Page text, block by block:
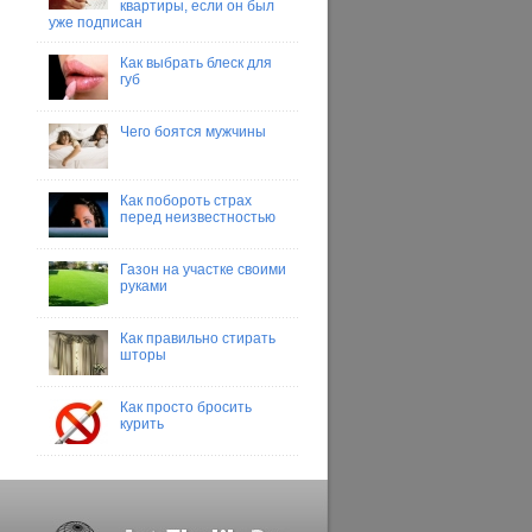
квартиры, если он был
уже подписан
Как выбрать блеск для
губ
Чего боятся мужчины
Как побороть страх
перед неизвестностью
Газон на участке своими
руками
Как правильно стирать
шторы
Как просто бросить
курить